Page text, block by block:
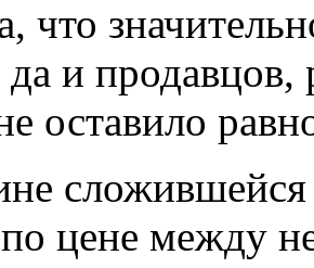
что
и продавцов,
оставило
по цене между